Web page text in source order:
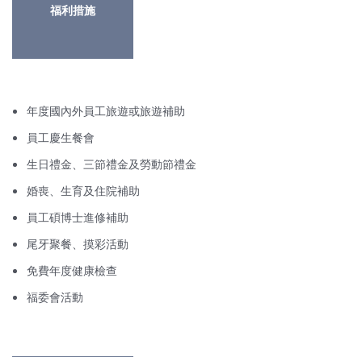
福利措施
年度國內外員工旅遊或旅遊補助
員工慶生餐會
生日禮金、三節禮金及勞動節禮金
婚喪、生育及住院補助
員工碩博士進修補助
尾牙聚餐、摸彩活動
免費年度健康檢查
福委會活動